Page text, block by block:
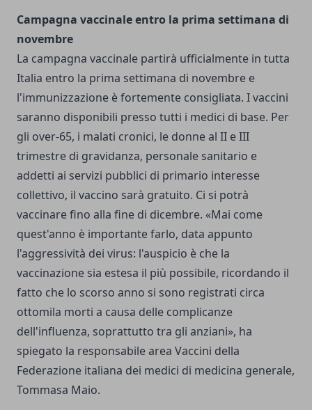
Campagna vaccinale entro la prima settimana di
novembre
La campagna vaccinale partirà ufficialmente in tutta
Italia entro la prima settimana di novembre e
l'immunizzazione è fortemente consigliata. I vaccini
saranno disponibili presso tutti i medici di base. Per
gli over-65, i malati cronici, le donne al II e III
trimestre di gravidanza, personale sanitario e
addetti ai servizi pubblici di primario interesse
collettivo, il vaccino sarà gratuito. Ci si potrà
vaccinare fino alla fine di dicembre. «Mai come
quest'anno è importante farlo, data appunto
l'aggressività dei virus: l'auspicio è che la
vaccinazione sia estesa il più possibile, ricordando il
fatto che lo scorso anno si sono registrati circa
ottomila morti a causa delle complicanze
dell'influenza, soprattutto tra gli anziani», ha
spiegato la responsabile area Vaccini della
Federazione italiana dei medici di medicina generale,
Tommasa Maio.